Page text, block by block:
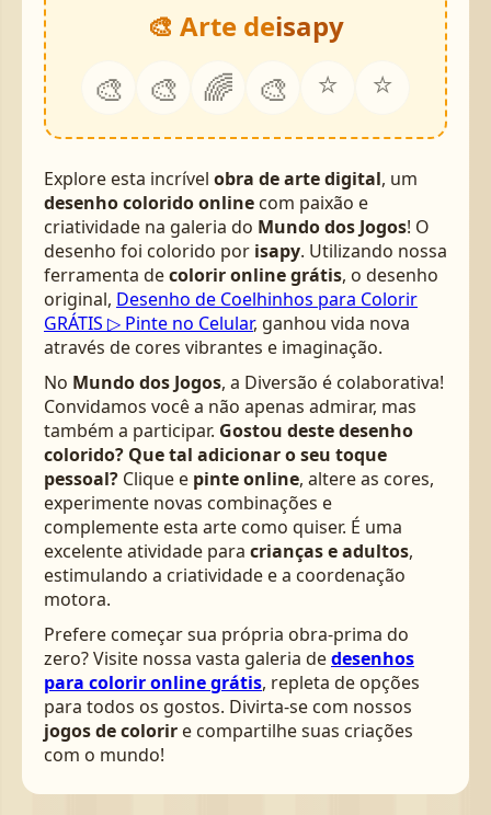
🎨 Arte deisapy
🎨 🎨 🌈 🎨 ⭐ ⭐
Explore esta incrível obra de arte digital, um
desenho colorido online com paixão e
criatividade na galeria do Mundo dos Jogos! O
desenho foi colorido por isapy. Utilizando nossa
ferramenta decolorir online grátis, o desenho
original, Desenho de Coelhinhos para Colorir
GRÁTIS ▷ Pinte no Celular, ganhou vida nova
através de cores vibrantes e imaginação.
No Mundo dos Jogos, a Diversão é colaborativa!
Convidamos você a não apenas admirar, mas
também a participar. Gostou deste desenho
colorido? Que tal adicionar o seu toque
pessoal? Clique e pinte online, altere as cores,
experimente novas combinações e
complemente esta arte como quiser. É uma
excelente atividade para crianças e adultos,
estimulando a criatividade e a coordenação
motora.
Prefere começar sua própria obra-prima do
zero? Visite nossa vasta galeria dedesenhos
para colorir online grátis, repleta de opções
para todos os gostos. Divirta-se com nossos
jogos de colorir e compartilhe suas criações
com o mundo!